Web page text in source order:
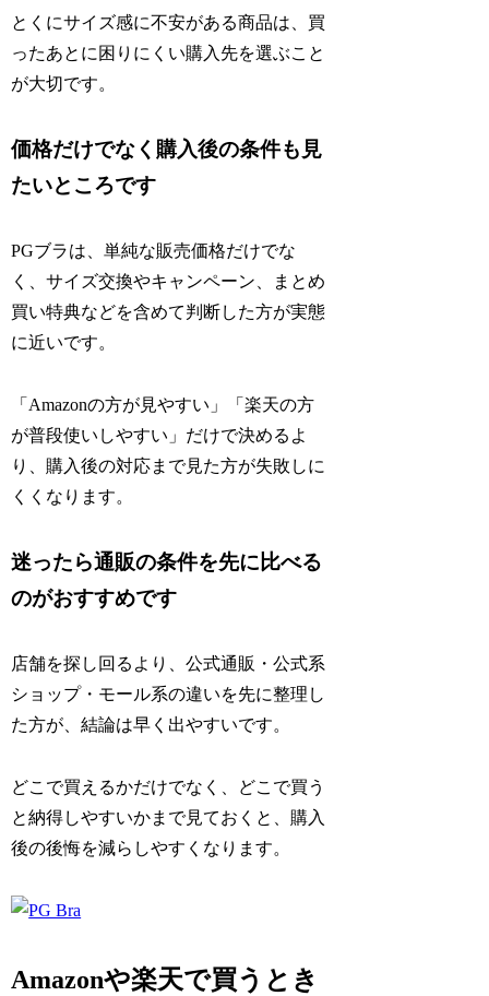
とくにサイズ感に不安がある商品は、買
ったあとに困りにくい購入先を選ぶこと
が大切です。
価格だけでなく購入後の条件も見
たいところです
PGブラは、単純な販売価格だけでな
く、サイズ交換やキャンペーン、まとめ
買い特典などを含めて判断した方が実態
に近いです。
「Amazonの方が見やすい」「楽天の方
が普段使いしやすい」だけで決めるよ
り、購入後の対応まで見た方が失敗しに
くくなります。
迷ったら通販の条件を先に比べる
のがおすすめです
店舗を探し回るより、公式通販・公式系
ショップ・モール系の違いを先に整理し
た方が、結論は早く出やすいです。
どこで買えるかだけでなく、どこで買う
と納得しやすいかまで見ておくと、購入
後の後悔を減らしやすくなります。
Amazonや楽天で買うとき